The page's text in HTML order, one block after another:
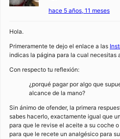
hace 5 años, 11 meses
Hola.
Primeramente te dejo el enlace a las
indicas la página para la cual necesitas
Con respecto tu reflexión:
¿porqué pagar por algo que
alcance de la mano?
Sin ánimo de ofender, la primera
sabes hacerlo, exactamente igual que
para que le revise el aceite a su coche
para que le recete un analgésico para